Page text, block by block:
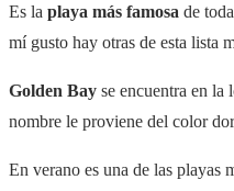
Es la playa más famosa de toda
mí gusto hay otras de esta lista
Golden Bay se encuentra en la
nombre le proviene del color
En verano es una de las playas